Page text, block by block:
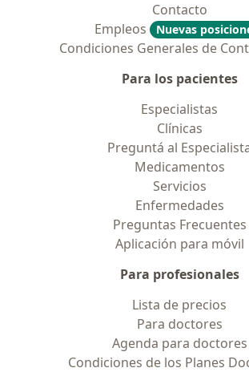
Contacto
Empleos
Nuevas
Condiciones Generales de
Para los pacientes
Especialistas
Clínicas
Preguntá al
Medicamentos
Servicios
Enfermedades
Preguntas Frecuentes
Aplicación para móvil
Para profesionales
Lista de precios
Para doctores
Agenda para doctores
Condiciones de los Planes